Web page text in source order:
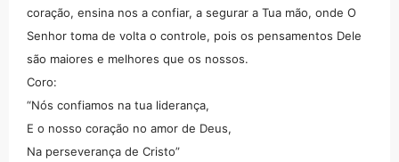
coração, ensina nos a confiar, a segurar a Tua mão, onde O
Senhor toma de volta o controle, pois os pensamentos Dele
são maiores e melhores que os nossos.
Coro:
“Nós confiamos na tua liderança,
E o nosso coração no amor de Deus,
Na perseverança de Cristo”